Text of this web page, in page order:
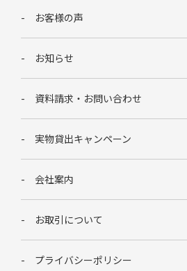
お客様の声
お知らせ
資料請求・お問い合わせ
実物貸出キャンペーン
会社案内
お取引について
プライバシーポリシー